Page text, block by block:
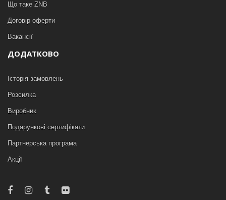
Що таке ZNB
Договір оферти
Вакансії
ДОДАТКОВО
Історія замовлень
Розсилка
Виробник
Подарункові сертифікати
Партнерська програма
Акції